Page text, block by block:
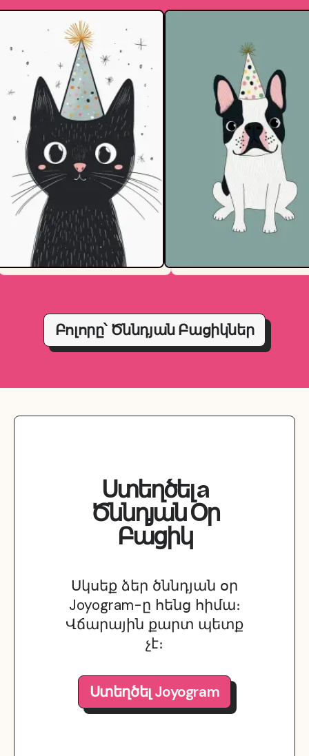
Բոլորը՝ Ծննդյան Բացիկներ
Ստեղծելa
Ծննդյան Օր
Բացիկ
Սկսեք ձեր ծննդյան օր
Joyogram-ը հենց հիմա։
Վճարային քարտ պետք
չէ։
Ստեղծել Joyogram